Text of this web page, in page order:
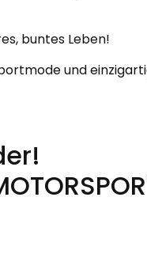
buntes Leben!
und